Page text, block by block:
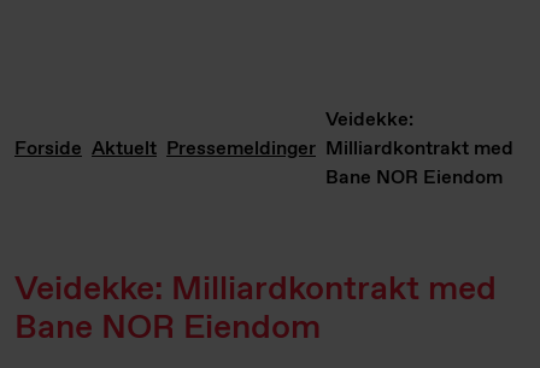
Forside Aktuelt Pressemeldinger
Veidekke:
Milliardkontrakt med
Bane NOR Eiendom
Veidekke: Milliardkontrakt med
Bane NOR Eiendom